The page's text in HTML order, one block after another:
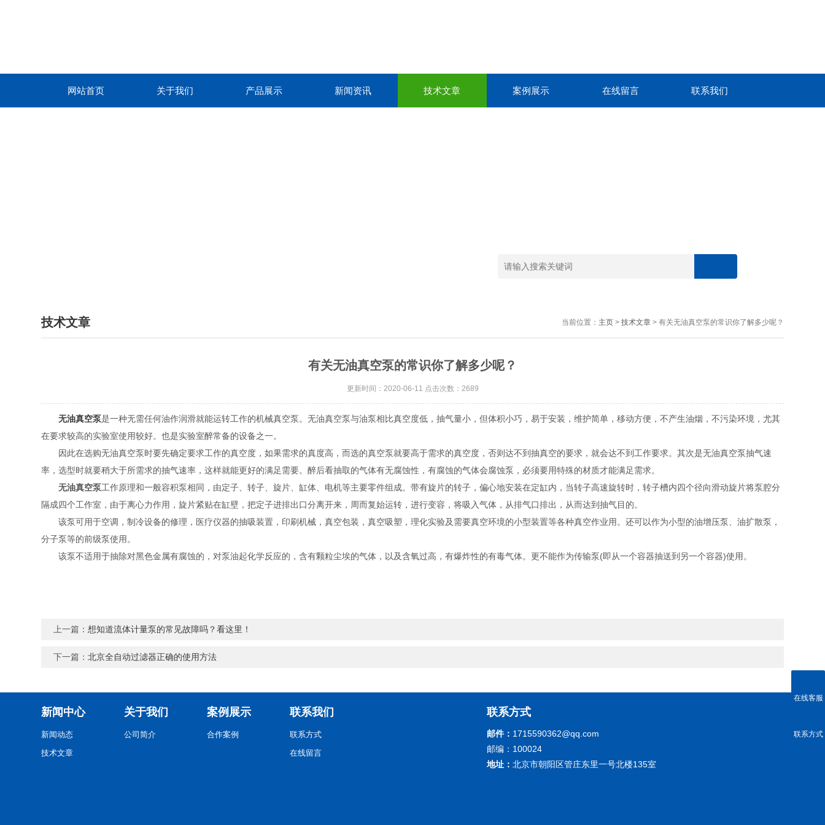
网站首页 关于我们 产品展示 新闻资讯 技术文章 案例展示 在线留言 联系我们
技术文章 当前位置： 主页> 技术文章> 有关无油真空泵的常识你了解多少呢？
有关无油真空泵的常识你了解多少呢？
更新时间：2020-06-11 点击次数：2689
无油真空泵是一种无需任何油作润滑就能运转工作的机械真空泵。无油真空泵与油泵相比真空度低，抽气量小，但体积小巧，易于安装，维护简单，移动方便，不产生油烟，不污染环境，尤其
在要求较高的实验室使用较好。也是实验室醉常备的设备之一。
因此在选购无油真空泵时要先确定要求工作的真空度，如果需求的真度高，而选的真空泵就要高于需求的真空度，否则达不到抽真空的要求，就会达不到工作要求。其次是无油真空泵抽气速
率，选型时就要稍大于所需求的抽气速率，这样就能更好的满足需要。醉后看抽取的气体有无腐蚀性，有腐蚀的气体会腐蚀泵，必须要用特殊的材质才能满足需求。
无油真空泵工作原理和一般容积泵相同，由定子、转子、旋片、缸体、电机等主要零件组成。带有旋片的转子，偏心地安装在定缸内，当转子高速旋转时，转子槽内四个径向滑动旋片将泵腔分
隔成四个工作室，由于离心力作用，旋片紧贴在缸壁，把定子进排出口分离开来，周而复始运转，进行变容，将吸入气体，从排气口排出，从而达到抽气目的。
该泵可用于空调，制冷设备的修理，医疗仪器的抽吸装置，印刷机械，真空包装，真空吸塑，理化实验及需要真空环境的小型装置等各种真空作业用。还可以作为小型的油增压泵、油扩散泵，
分子泵等的前级泵使用。
该泵不适用于抽除对黑色金属有腐蚀的，对泵油起化学反应的，含有颗粒尘埃的气体，以及含氧过高，有爆炸性的有毒气体。更不能作为传输泵(即从一个容器抽送到另一个容器)使用。
上一篇：想知道流体计量泵的常见故障吗？看这里！
下一篇：北京全自动过滤器正确的使用方法
新闻中心
新闻动态
技术文章
关于我们
公司简介
案例展示
合作案例
联系我们
联系方式
在线留言
联系方式
邮件： 1715590362@qq.com
邮编：100024
地址： 北京市朝阳区管庄东里一号北楼135室
在线客服
联系方式